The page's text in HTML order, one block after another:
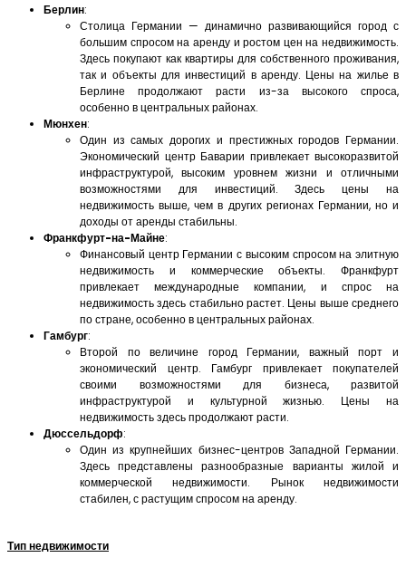
Берлин:
Столица Германии — динамично развивающийся город с
большим спросом на аренду и ростом цен на недвижимость.
Здесь покупают как квартиры для собственного проживания,
так и объекты для инвестиций в аренду. Цены на жилье в
Берлине продолжают расти из-за высокого спроса,
особенно в центральных районах.
Мюнхен:
Один из самых дорогих и престижных городов Германии.
Экономический центр Баварии привлекает высокоразвитой
инфраструктурой, высоким уровнем жизни и отличными
возможностями для инвестиций. Здесь цены на
недвижимость выше, чем в других регионах Германии, но и
доходы от аренды стабильны.
Франкфурт-на-Майне:
Финансовый центр Германии с высоким спросом на элитную
недвижимость и коммерческие объекты. Франкфурт
привлекает международные компании, и спрос на
недвижимость здесь стабильно растет. Цены выше среднего
по стране, особенно в центральных районах.
Гамбург:
Второй по величине город Германии, важный порт и
экономический центр. Гамбург привлекает покупателей
своими возможностями для бизнеса, развитой
инфраструктурой и культурной жизнью. Цены на
недвижимость здесь продолжают расти.
Дюссельдорф:
Один из крупнейших бизнес-центров Западной Германии.
Здесь представлены разнообразные варианты жилой и
коммерческой недвижимости. Рынок недвижимости
стабилен, с растущим спросом на аренду.
Тип недвижимости